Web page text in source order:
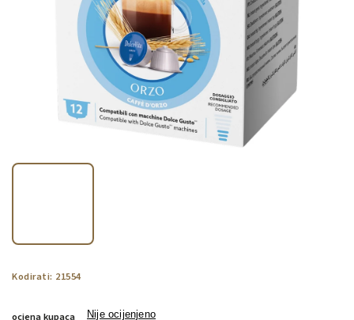
Kodirati: 21554
ocjena kupaca Nije ocijenjeno